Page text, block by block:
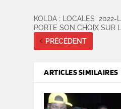
KOLDA : LOCALES 2022-
PORTE SON CHOIX SUR
PRÉCÉDENT
ARTICLES SIMILAIRES